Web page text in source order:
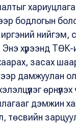
бодлогын
иргэний
Энэ хүрээнд
засах
дэмжин
төсвийн